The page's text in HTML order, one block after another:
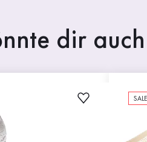
dir
SALE